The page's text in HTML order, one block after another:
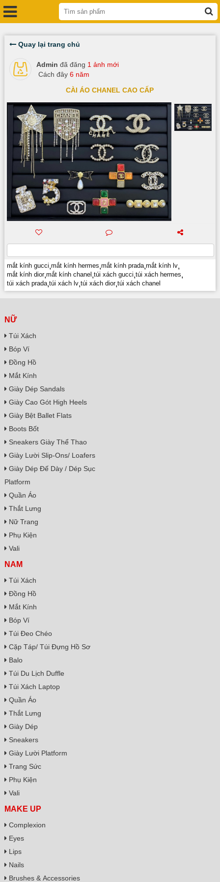
Quay lại trang chủ
Admin đã đăng 1 ảnh mới
Cách đây 6 năm
CÀI ÁO CHANEL CAO CẤP
mắt kính gucci,mắt kính hermes,mắt kính prada,mắt kính lv,
mắt kính dior,mắt kính chanel ,túi xách gucci,túi xách hermes,
túi xách prada,túi xách lv,túi xách dior,túi xách chanel
NỮ
Túi Xách
Bóp Ví
Đồng Hồ
Mắt Kính
Giày Dép Sandals
Giày Cao Gót High Heels
Giày Bệt Ballet Flats
Boots Bốt
Sneakers Giày Thể Thao
Giày Lười Slip-Ons/ Loafers
Giày Dép Đế Dày / Dép Sục
Platform
Quần Áo
Thắt Lưng
Nữ Trang
Phụ Kiện
Vali
NAM
Túi Xách
Đồng Hồ
Mắt Kính
Bóp Ví
Túi Đeo Chéo
Cặp Táp/ Túi Đựng Hồ Sơ
Balo
Túi Du Lịch Duffle
Túi Xách Laptop
Quần Áo
Thắt Lưng
Giày Dép
Sneakers
Giày Lười Platform
Trang Sức
Phụ Kiện
Vali
MAKE UP
Complexion
Eyes
Lips
Nails
Brushes & Accessories